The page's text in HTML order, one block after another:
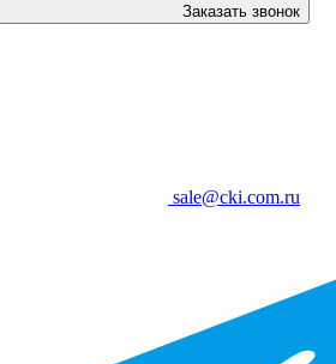
Заказать звонок
sale@cki.com.ru